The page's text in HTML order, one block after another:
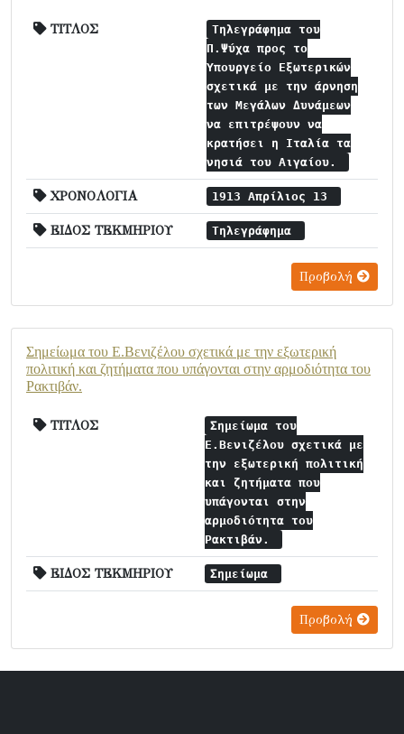
ΤΙΤΛΟΣ
Τηλεγράφημα του
Π.Ψύχα προς το
Υπουργείο Εξωτερικών
σχετικά με την άρνηση
των Μεγάλων Δυνάμεων
να επιτρέψουν να
κρατήσει η Ιταλία τα
νησιά του Αιγαίου.
ΧΡΟΝΟΛΟΓΙΑ 1913 Απρίλιος 13
ΕΙΔΟΣ ΤΕΚΜΗΡΙΟΥ Τηλεγράφημα
Προβολή
Σημείωμα του Ε.Βενιζέλου σχετικά με την εξωτερική
πολιτική και ζητήματα που υπάγονται στην αρμοδιότητα του
Ρακτιβάν.
ΤΙΤΛΟΣ
Σημείωμα του
Ε.Βενιζέλου σχετικά με
την εξωτερική πολιτική
και ζητήματα που
υπάγονται στην
αρμοδιότητα του
Ρακτιβάν.
ΕΙΔΟΣ ΤΕΚΜΗΡΙΟΥ Σημείωμα
Προβολή